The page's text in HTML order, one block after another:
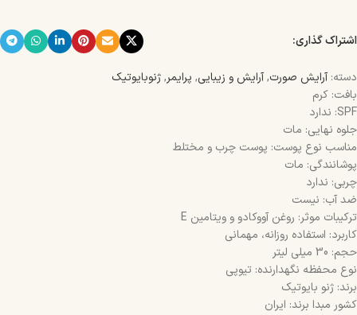
اشتراک گذاری:
دسته: آرایش صورت,آرایش و زیبایی, پرایمر,ژنوبایوتیک
بافت: کرم
SPF: ندارد
جلوه نهایی: مات
مناسب نوع پوست: پوست چرب و مختلط
پوشانندگی: مات
چربی: ندارد
ضد آب: نیست
ترکیبات موثر: روغن آووکادو و ویتامین E
کاربرد: استفاده روزانه، مهمانی
حجم: 30 میلی لیتر
نوع محفظه نگهدارنده: تیوپی
برند: ژنو بایوتیک
کشور مبدا برند: ایران